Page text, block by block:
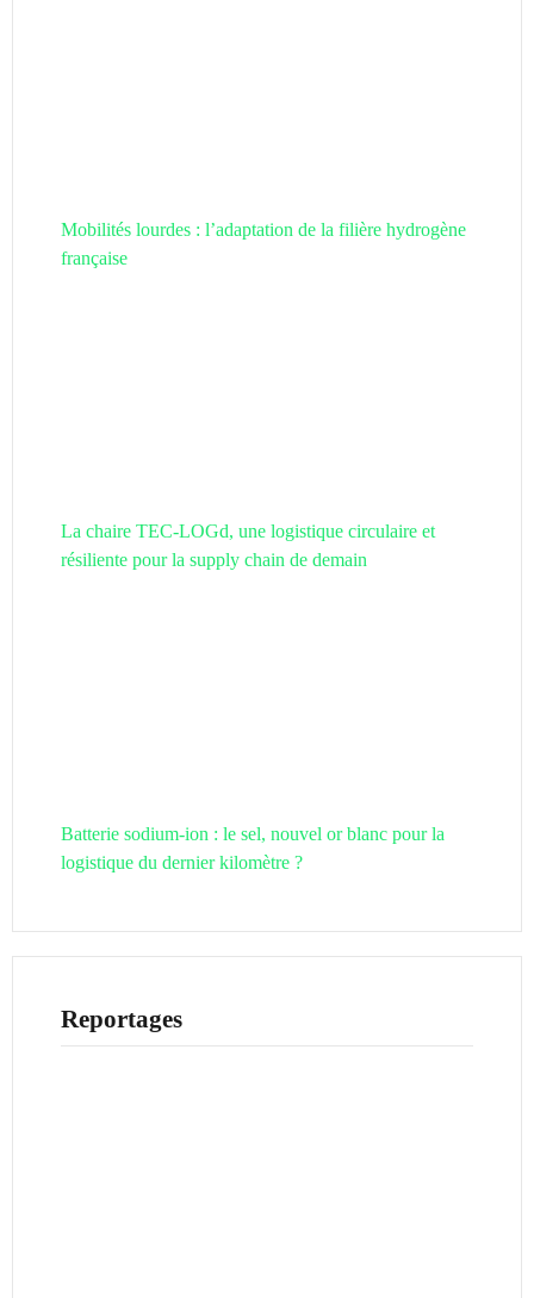
Mobilités lourdes : l’adaptation de la filière hydrogène
française
La chaire TEC-LOGd, une logistique circulaire et
résiliente pour la supply chain de demain
Batterie sodium-ion : le sel, nouvel or blanc pour la
logistique du dernier kilomètre ?
Reportages